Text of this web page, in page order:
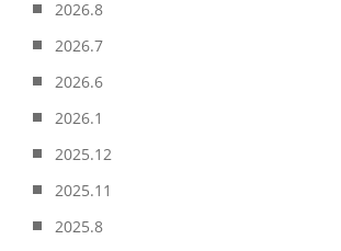
2026.8
2026.7
2026.6
2026.1
2025.12
2025.11
2025.8